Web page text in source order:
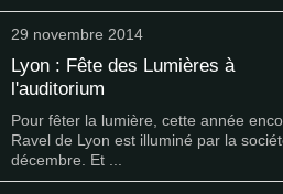
29 novembre 2014
Lyon : Fête des Lumières à
l'auditorium
Pour fêter la lumière, cette année
Ravel de Lyon est illuminé par la
décembre. Et ...